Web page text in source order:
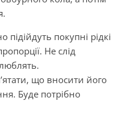
покупні рідкі
Не слід
що вносити його
Буде потрібно